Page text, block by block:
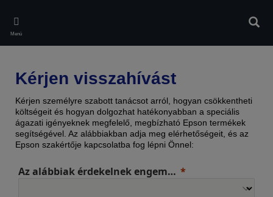
main
content
Menü
Kérjen visszahívást
Kérjen személyre szabott tanácsot arról, hogyan csökkentheti
költségeit és hogyan dolgozhat hatékonyabban a speciális
ágazati igényeknek megfelelő, megbízható Epson termékek
segítségével. Az alábbiakban adja meg elérhetőségeit, és az
Epson szakértője kapcsolatba fog lépni Önnel:
Az alábbiak érdekelnek engem…